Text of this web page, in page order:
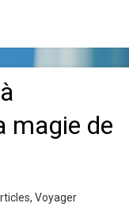
magie de
, Voyager